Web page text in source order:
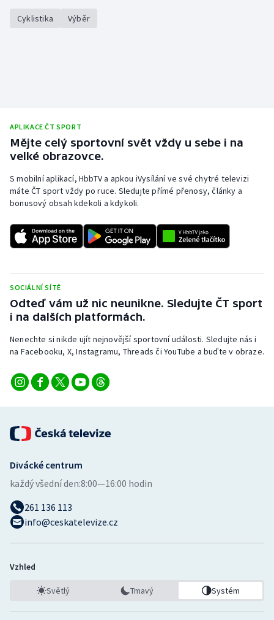
Cyklistika Výběr
APLIKACE ČT SPORT
Mějte celý sportovní svět vždy u sebe i na
velké obrazovce.
S mobilní aplikací, HbbTV a apkou iVysílání ve své chytré televizi
máte ČT sport vždy po ruce. Sledujte přímé přenosy, články a
bonusový obsah kdekoli a kdykoli.
SOCIÁLNÍ SÍTĚ
Odteď vám už nic neunikne. Sledujte ČT sport
i na dalších platformách.
Nenechte si nikde ujít nejnovější sportovní události. Sledujte nás i
na Facebooku, X, Instagramu, Threads či YouTube a buďte v obraze.
Divácké centrum
každý všední den:8:00—16:00 hodin
261 136 113
info@ceskatelevize.cz
Vzhled
Světlý Tmavý Systém